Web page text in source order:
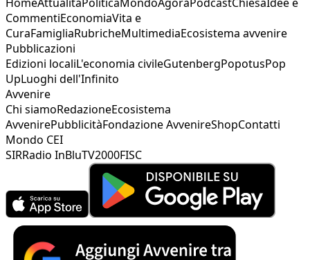
CommentiEconomiaVita e
CuraFamigliaRubricheMultimediaEcosistema avvenire
Pubblicazioni
Edizioni localiL'economia civileGutenbergPopotusPop
UpLuoghi dell'Infinito
Avvenire
Chi siamoRedazioneEcosistema
AvvenirePubblicitàFondazione AvvenireShopContatti
Mondo CEI
SIRRadio InBluTV2000FISC